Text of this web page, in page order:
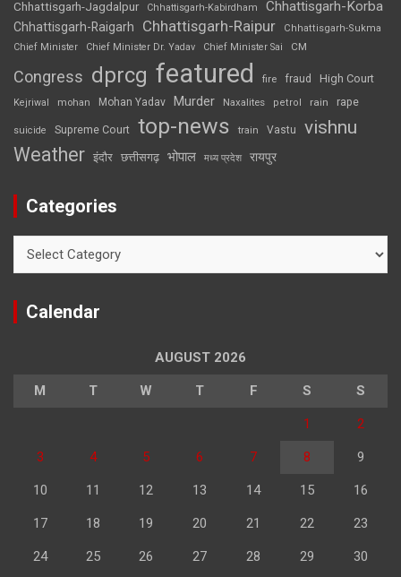
Chhattisgarh-Jagdalpur Chhattisgarh-Kabirdham Chhattisgarh-Korba
Chhattisgarh-Raigarh Chhattisgarh-Raipur
Chhattisgarh-Sukma
Chief Minister
Chief Minister Dr. Yadav Chief Minister Sai CM
Congress dprcg featured fire fraud High Court
Kejriwal mohan Mohan Yadav Murder Naxalites petrol rain rape
suicide Supreme Court top-news train Vastu vishnu
Weather इंदौर छत्तीसगढ़ भोपाल मध्य प्रदेश रायपुर
Categories
Calendar
AUGUST 2026
M T W T F S S
1 2
3 4 5 6 7 8 9
10 11 12 13 14 15 16
17 18 19 20 21 22 23
24 25 26 27 28 29 30